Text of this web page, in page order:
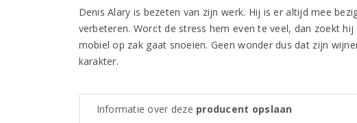
Denis Alary is bezeten van zijn werk. Hij is er altijd mee
verbeteren. Wordt de stress hem even te veel, dan zoekt
mobiel op zak gaat snoeien. Geen wonder dus dat zijn
karakter.
Informatie over deze producent opslaan